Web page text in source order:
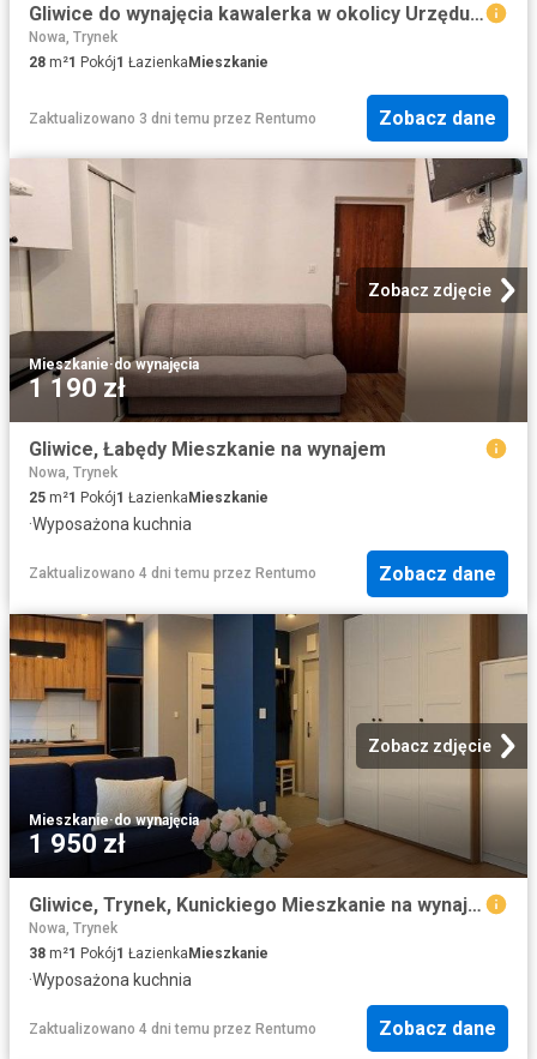
Gliwice do wynajęcia kawalerka w okolicy Urzędu Miasta
Nowa, Trynek
28 m²1 Pokój1 ŁazienkaMieszkanie
Zaktualizowano 3 dni temu przez Rentumo Zobacz dane
Zobacz zdjęcie
Mieszkanie·do wynajęcia
1 190 zł
Gliwice, Łabędy Mieszkanie na wynajem
Nowa, Trynek
25 m²1 Pokój1 Łazienka Mieszkanie
·Wyposażona kuchnia
Zaktualizowano 4 dni temu przez Rentumo Zobacz dane
Zobacz zdjęcie
Mieszkanie·do wynajęcia
1 950 zł
Gliwice, Trynek, Kunickiego Mieszkanie na wynajem
Nowa, Trynek
38 m²1 Pokój1 ŁazienkaMieszkanie
·Wyposażona kuchnia
Zaktualizowano 4 dni temu przez Rentumo Zobacz dane